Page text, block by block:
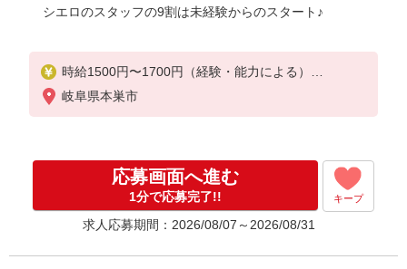
シエロのスタッフの9割は未経験からのスタート♪
時給1500円〜1700円（経験・能力による）
※残業代支給
★交通費別途支給（規定あり）
入社祝い金10万円支給(規定有)
お友達を紹介頂くと,
インセンティブ支給(規定有)
゜・。○。・゜+゜・。○。・゜+゜
岐阜県本巣市
応募画面へ進む
1分で応募完了!! キープ
求人応募期間：2026/08/07～2026/08/31